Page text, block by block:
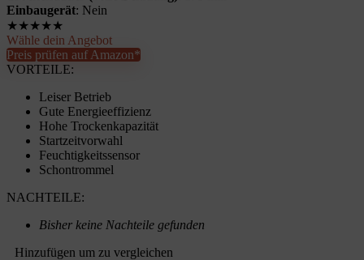
Einbaugerät: Nein
★★★★★
Wähle dein Angebot
Preis prüfen auf Amazon*
VORTEILE:
Leiser Betrieb
Gute Energieeffizienz
Hohe Trockenkapazität
Startzeitvorwahl
Feuchtigkeitssensor
Schontrommel
NACHTEILE:
Bisher keine Nachteile gefunden
Hinzufügen um zu vergleichen